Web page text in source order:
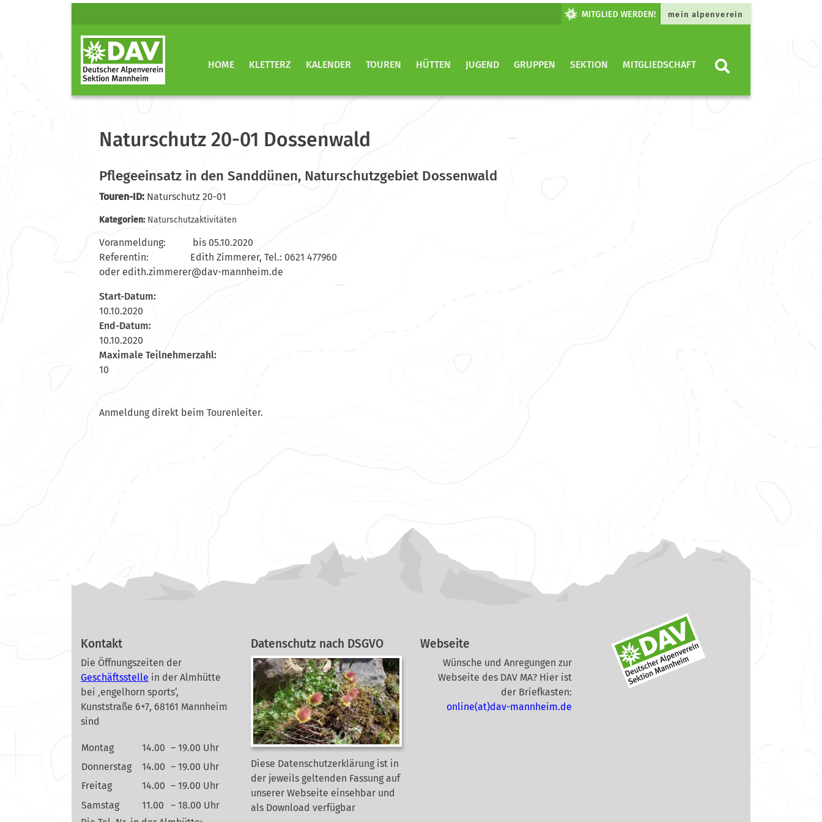
mein alpenverein
HOME KLETTERZ KALENDER TOUREN HÜTTEN JUGEND GRUPPEN SEKTION MITGLIEDSCHAFT
Naturschutz 20-01 Dossenwald
Pflegeeinsatz in den Sanddünen, Naturschutzgebiet Dossenwald
Touren-ID: Naturschutz 20-01
Kategorien: Naturschutzaktivitäten
Voranmeldung: bis 05.10.2020
Referentin: Edith Zimmerer, Tel.: 0621 477960
oder
ed.mi
ehnna
m-vad
@rere
mmiz.
htide
Start-Datum:
10.10.2020
End-Datum:
10.10.2020
Maximale Teilnehmerzahl:
10
Anmeldung direkt beim Tourenleiter.
Kontakt
Die Öffnungszeiten der
Geschäftsstelle in der Almhütte
bei ‚engelhorn sports‘,
Kunststraße 6+7, 68161 Mannheim
sind
Montag 14.00 – 19.00 Uhr
Donnerstag
14.00 – 19.00 Uhr
Freitag
14.00 – 19.00 Uhr
Samstag
11.00
– 18.00 Uhr
Datenschutz nach DSGVO
Diese Datenschutzerklärung ist in
der jeweils geltenden Fassung auf
unserer Webseite einsehbar und
als Download verfügbar
Webseite
Wünsche und Anregungen zur
Webseite des DAV MA? Hier ist
der Briefkasten:
online(at)dav-mannheim.de